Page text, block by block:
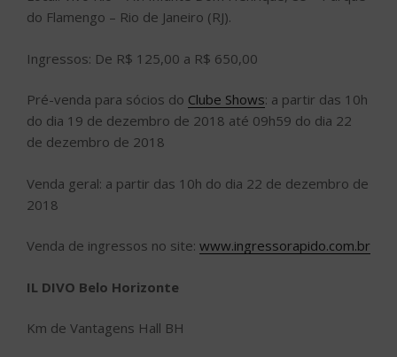
do Flamengo – Rio de Janeiro (RJ).
Ingressos: De R$ 125,00 a R$ 650,00
Pré-venda para sócios do Clube Shows: a partir das 10h
do dia 19 de dezembro de 2018 até 09h59 do dia 22
de dezembro de 2018
Venda geral: a partir das 10h do dia 22 de dezembro de
2018
Venda de ingressos no site: www.ingressorapido.com.br
IL DIVO Belo Horizonte
Km de Vantagens Hall BH